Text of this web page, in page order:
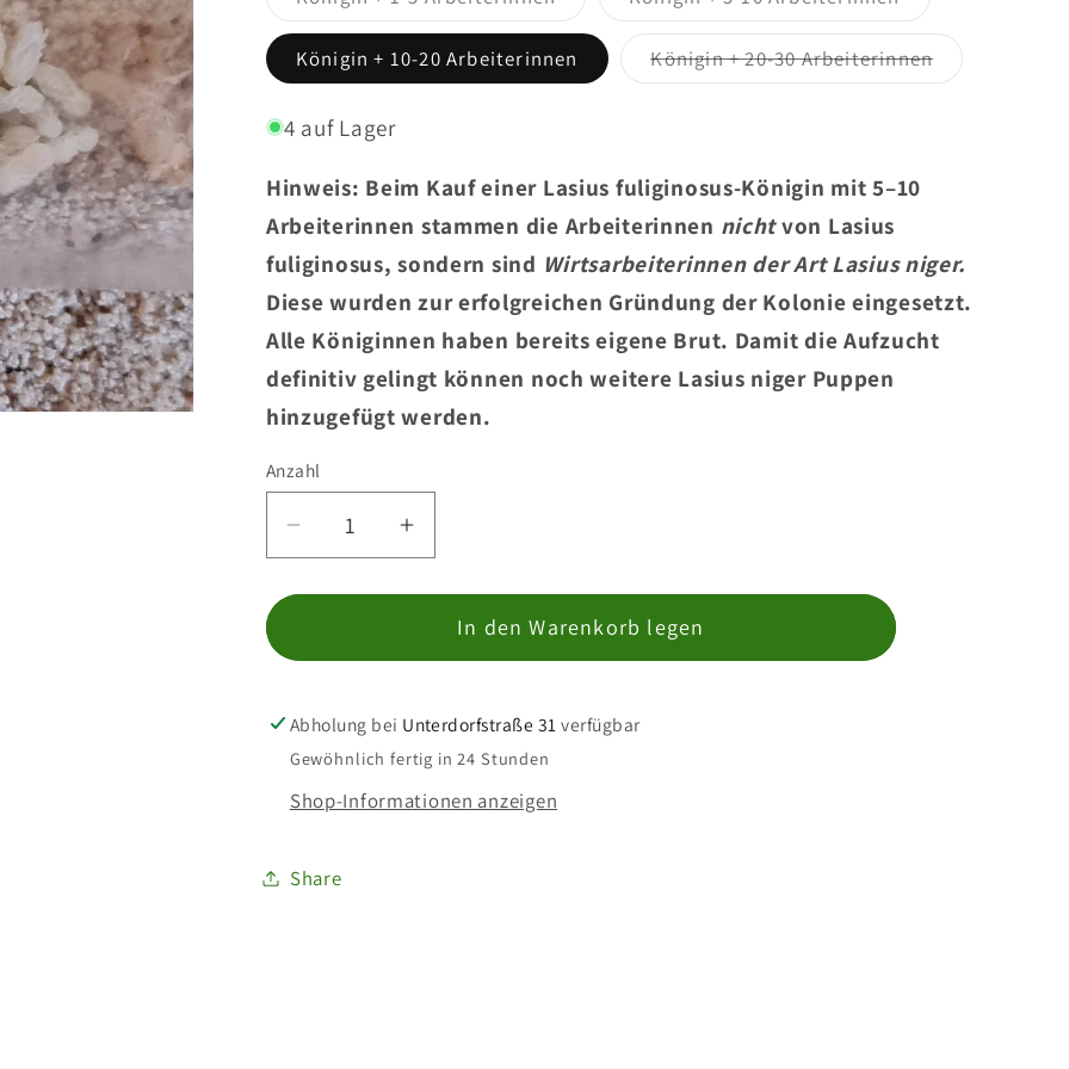
ausverkauft
oder
nicht
verfügbar
ausverkauft
oder
nicht
verfügbar
Königin + 10-20 Arbeiterinnen Königin + 20-30 ArbeiterinnenVariante
ausverkauft
4 auf Lager
Hinweis: Beim Kauf einer Lasius fuliginosus-Königin mit 5–10
Arbeiterinnen stammen die Arbeiterinnen nichtvon Lasius
fuliginosus, sondern sind Wirtsarbeiterinnen der Art Lasius niger.
Diese wurden zur erfolgreichen Gründung der Kolonie eingesetzt.
Alle Königinnen haben bereits eigene Brut. Damit die Aufzucht
definitiv gelingt können noch weitere Lasius niger Puppen
hinzugefügt werden.
Anzahl
Anzahl
Verringere
Menge
Lasius
Erhöhe
Menge
Lasius
In den Warenkorb legen
Abholung bei Unterdorfstraße 31 verfügbar
Gewöhnlich fertig in 24 Stunden
Shop-Informationen anzeigen
Share